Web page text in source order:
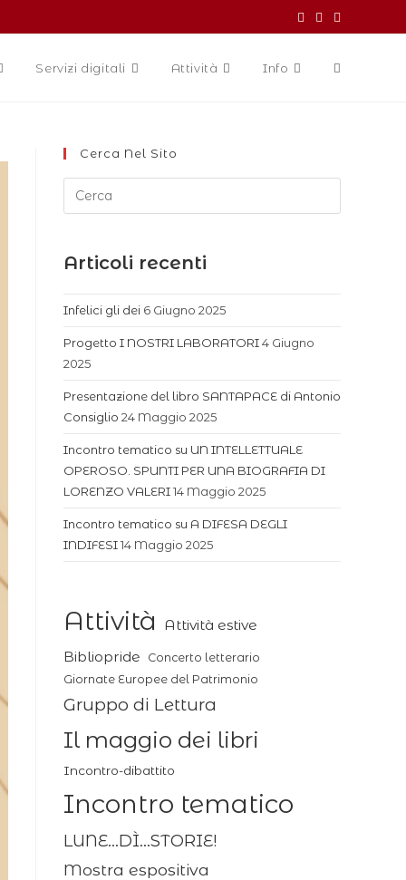
Servizi digitali Attività Info
Cerca Nel Sito
Articoli recenti
Infelici gli dei 6 Giugno 2025
Progetto I NOSTRI LABORATORI4 Giugno
2025
Presentazione del libro SANTAPACE di Antonio
Consiglio 24 Maggio 2025
Incontro tematico su UN INTELLETTUALE
OPEROSO. SPUNTI PER UNA BIOGRAFIA DI
LORENZO VALERI14 Maggio 2025
Incontro tematico su A DIFESA DEGLI
INDIFESI14 Maggio 2025
Attività
Attività estive
Bibliopride
Concerto letterario
Giornate Europee del Patrimonio
Gruppo di Lettura
Il maggio dei libri
Incontro-dibattito
Incontro tematico
LUNE...DÌ...STORIE!
Mostra espositiva